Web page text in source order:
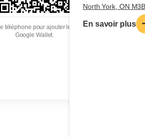
North York, ON
En savoir plus
téléphone pour ajouter le coupon à Apple Wallet ou
Google Wallet.